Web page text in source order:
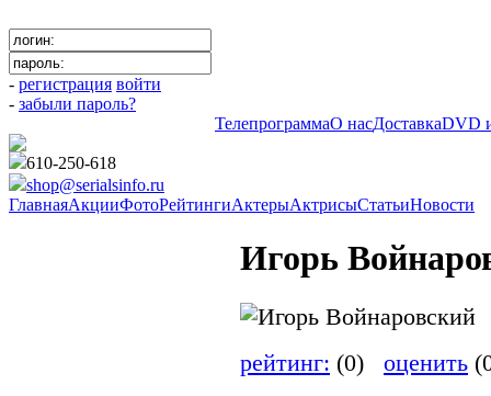
- регистрация войти
- забыли пароль?
ТелепрограммаО насДоставкаDVD
610-250-618
shop@serialsinfo.ru
ГлавнаяАкцииФотоРейтингиАктерыАктрисыСтатьиНовости
Игорь
рейтинг: (0) оценить